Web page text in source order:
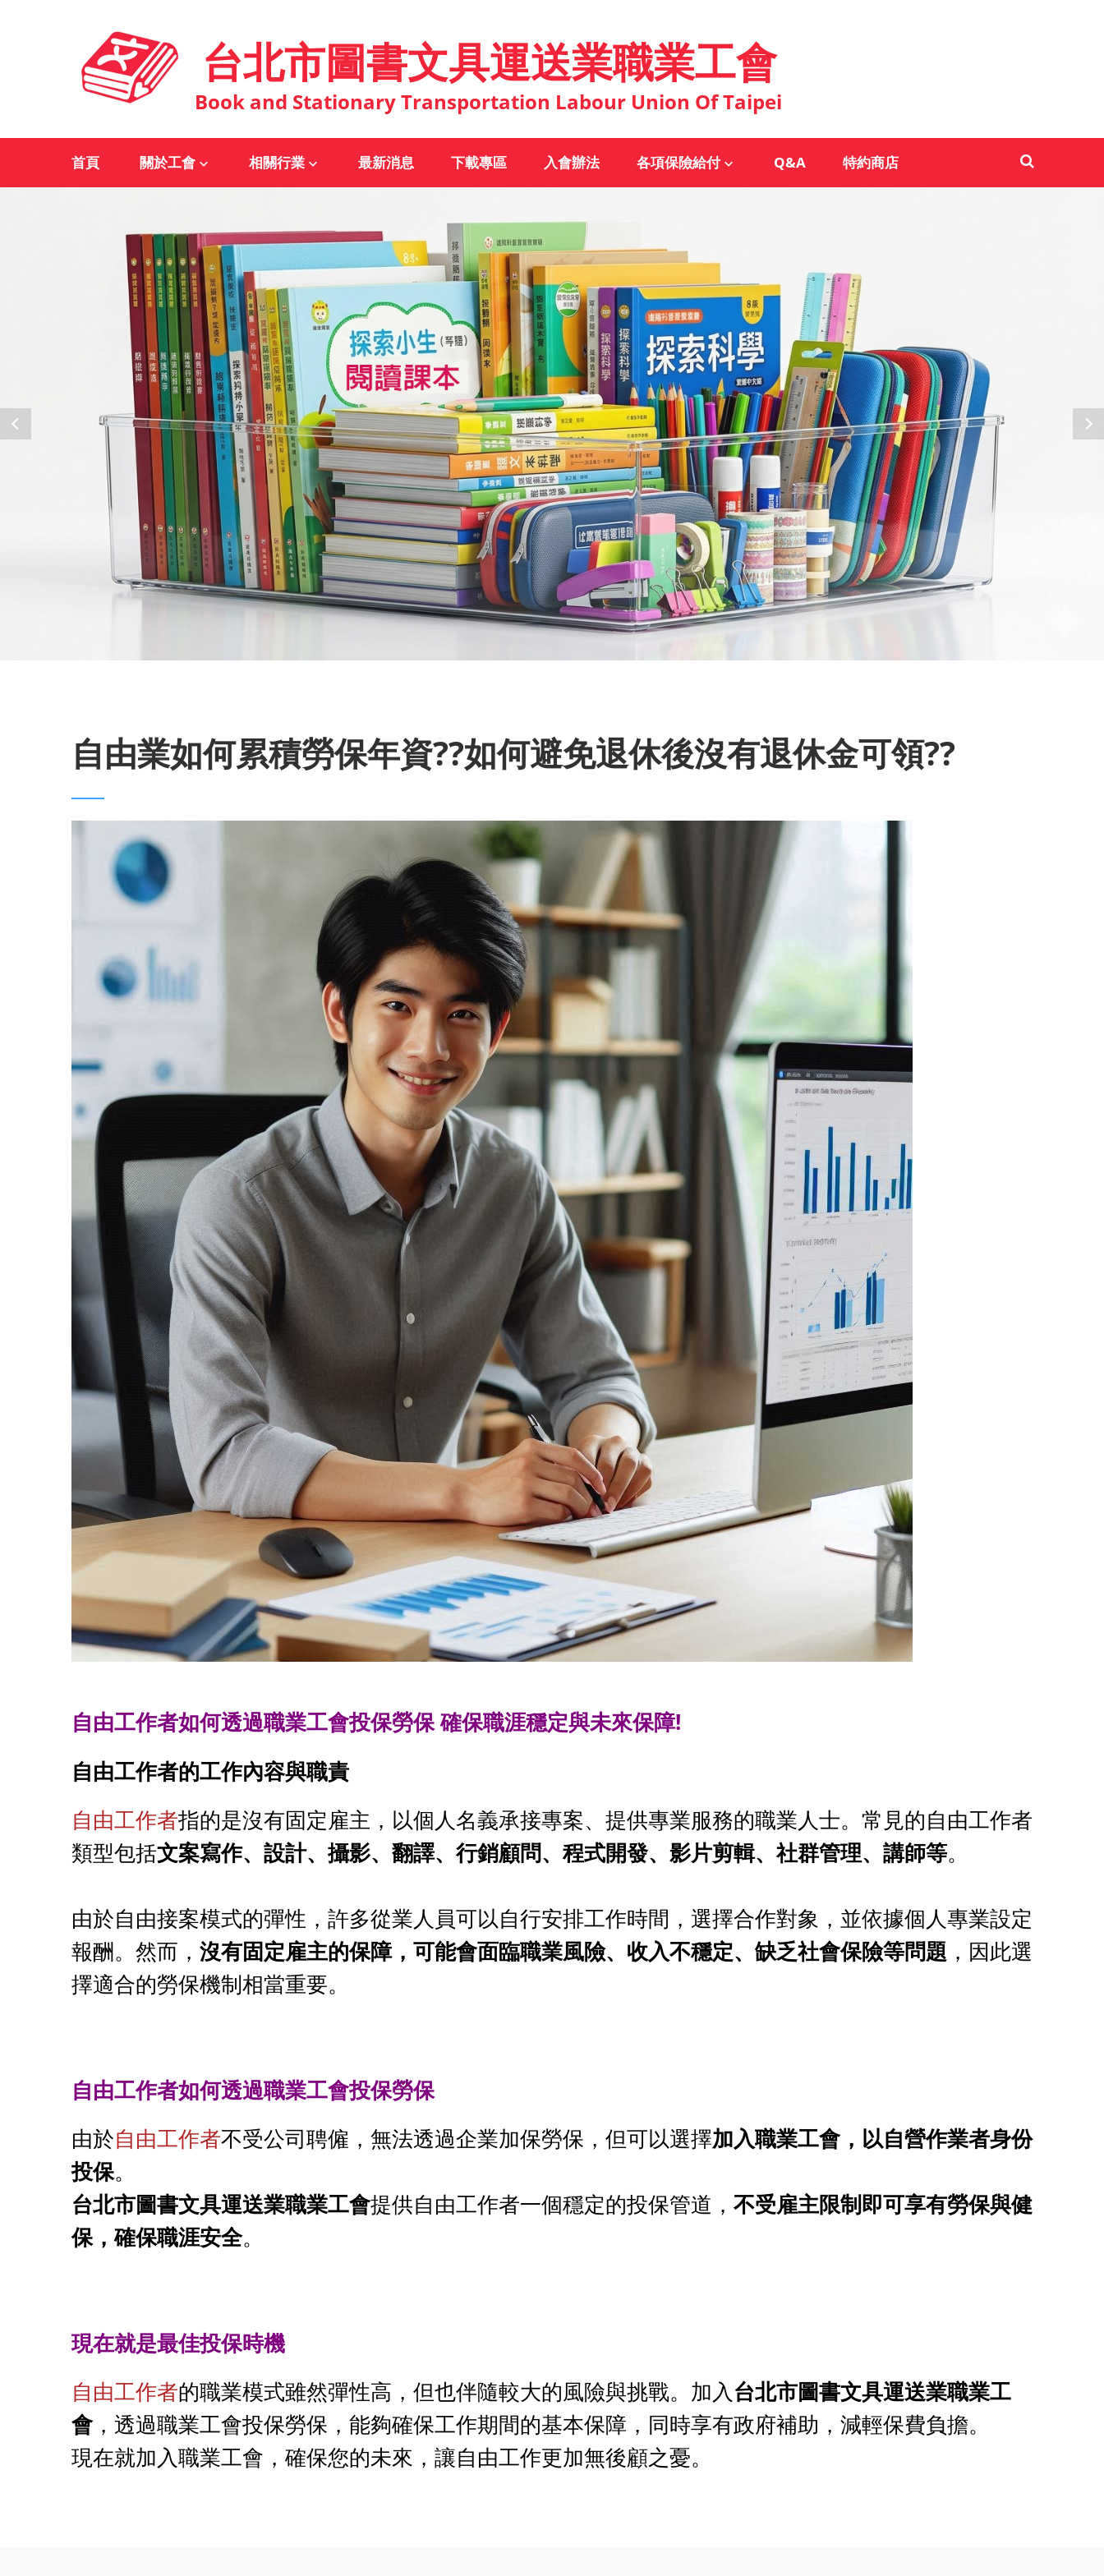
台北市圖書文具運送業職業工會
Book and Stationary Transportation Labour Union Of Taipei
首頁 關於工會 相關行業 最新消息 下載專區 入會辦法 各項保險給付 Q&A 特約商店
自由業如何累積勞保年資??如何避免退休後沒有退休金可領??
自由工作者如何透過職業工會投保勞保 確保職涯穩定與未來保障!
自由工作者的工作內容與職責
自由工作者指的是沒有固定雇主，以個人名義承接專案、提供專業服務的職業人士。常見的自由工作者
類型包括文案寫作、設計、攝影、翻譯、行銷顧問、程式開發、影片剪輯、社群管理、講師等。
由於自由接案模式的彈性，許多從業人員可以自行安排工作時間，選擇合作對象，並依據個人專業設定
報酬。然而， 沒有固定雇主的保障，可能會面臨職業風險、收入不穩定、缺乏社會保險等問題 ，因此選
擇適合的勞保機制相當重要。
自由工作者如何透過職業工會投保勞保
由於自由工作者不受公司聘僱，無法透過企業加保勞保，但可以選擇加入職業工會，以自營作業者身份
投保。
台北市圖書文具運送業職業工會提供自由工作者一個穩定的投保管道， 不受雇主限制即可享有勞保與健
保，確保職涯安全。
現在就是最佳投保時機
自由工作者的職業模式雖然彈性高，但也伴隨較大的風險與挑戰。加入台北市圖書文具運送業職業工
會，透過職業工會投保勞保，能夠確保工作期間的基本保障，同時享有政府補助，減輕保費負擔。
現在就加入職業工會，確保您的未來，讓自由工作更加無後顧之憂。